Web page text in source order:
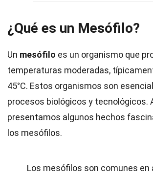
¿Qué es un Mesófilo?
Un mesófilo es un organismo que
temperaturas moderadas,
45°C. Estos organismos son
procesos biológicos y tecnológicos.
presentamos algunos hechos
los mesófilos.
Los mesófilos son comunes en